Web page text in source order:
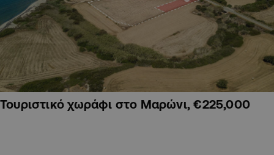
Τουριστικό χωράφι στο Μαρώνι, €225,000